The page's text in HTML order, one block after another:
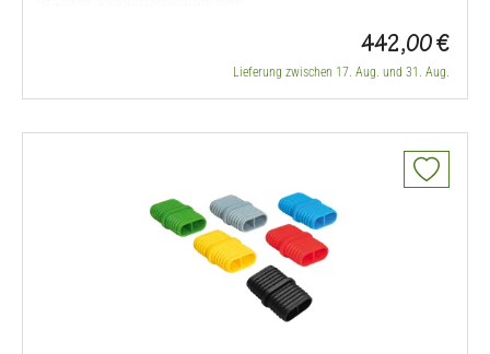
442,00 €
Lieferung zwischen 17. Aug. und 31. Aug.